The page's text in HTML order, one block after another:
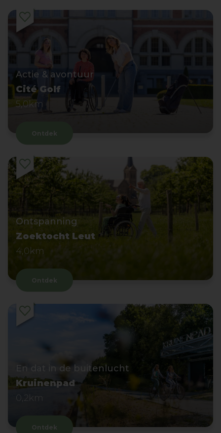
Actie & avontuur
Cité Golf
5,0km
Ontdek
Ontspanning
Zoektocht Leut
4,0km
Ontdek
En dat in de buitenlucht
Kruinenpad
0,2km
Ontdek